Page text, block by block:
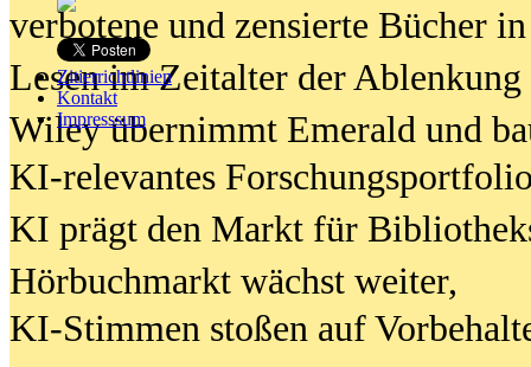
Zitierrichtlinien
Kontakt
Impresssum
verbotene und zensierte Bücher
Lesen im Zeitalter der Ablenkung
Wiley übernimmt Emerald und
KI-relevantes
KI prägt den Markt für
Hörbuchmarkt wächst weiter,
KI-Stimmen stoßen auf